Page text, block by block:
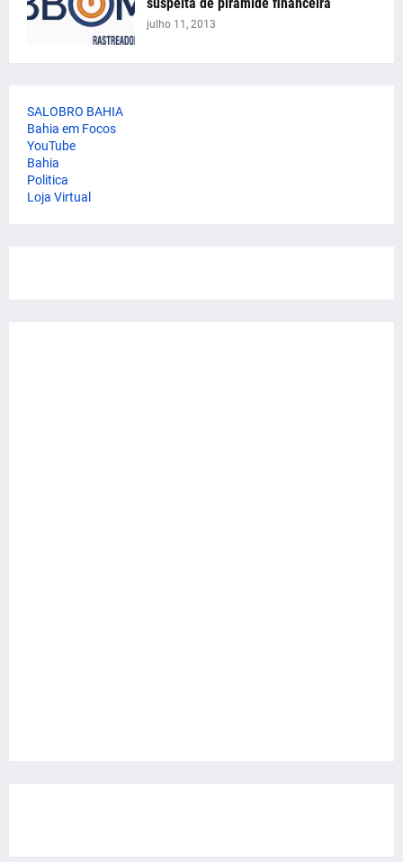
julho 11, 2013
SALOBRO BAHIA
Bahia em Focos
YouTube
Bahia
Politica
Loja Virtual